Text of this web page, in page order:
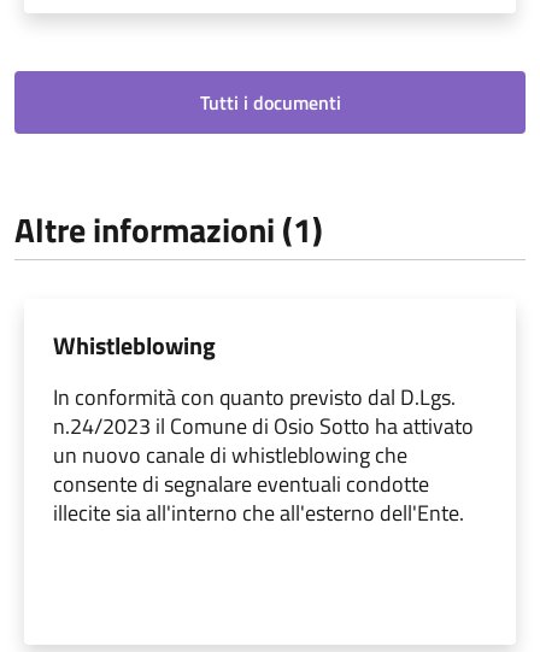
Tutti i documenti
Altre informazioni (1)
Whistleblowing
In conformità con quanto previsto dal D.Lgs.
n.24/2023 il Comune di Osio Sotto ha attivato
un nuovo canale di whistleblowing che
consente di segnalare eventuali condotte
illecite sia all'interno che all'esterno dell'Ente.